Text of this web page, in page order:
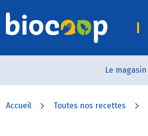
Le magasin
Accueil Toutes nos recettes